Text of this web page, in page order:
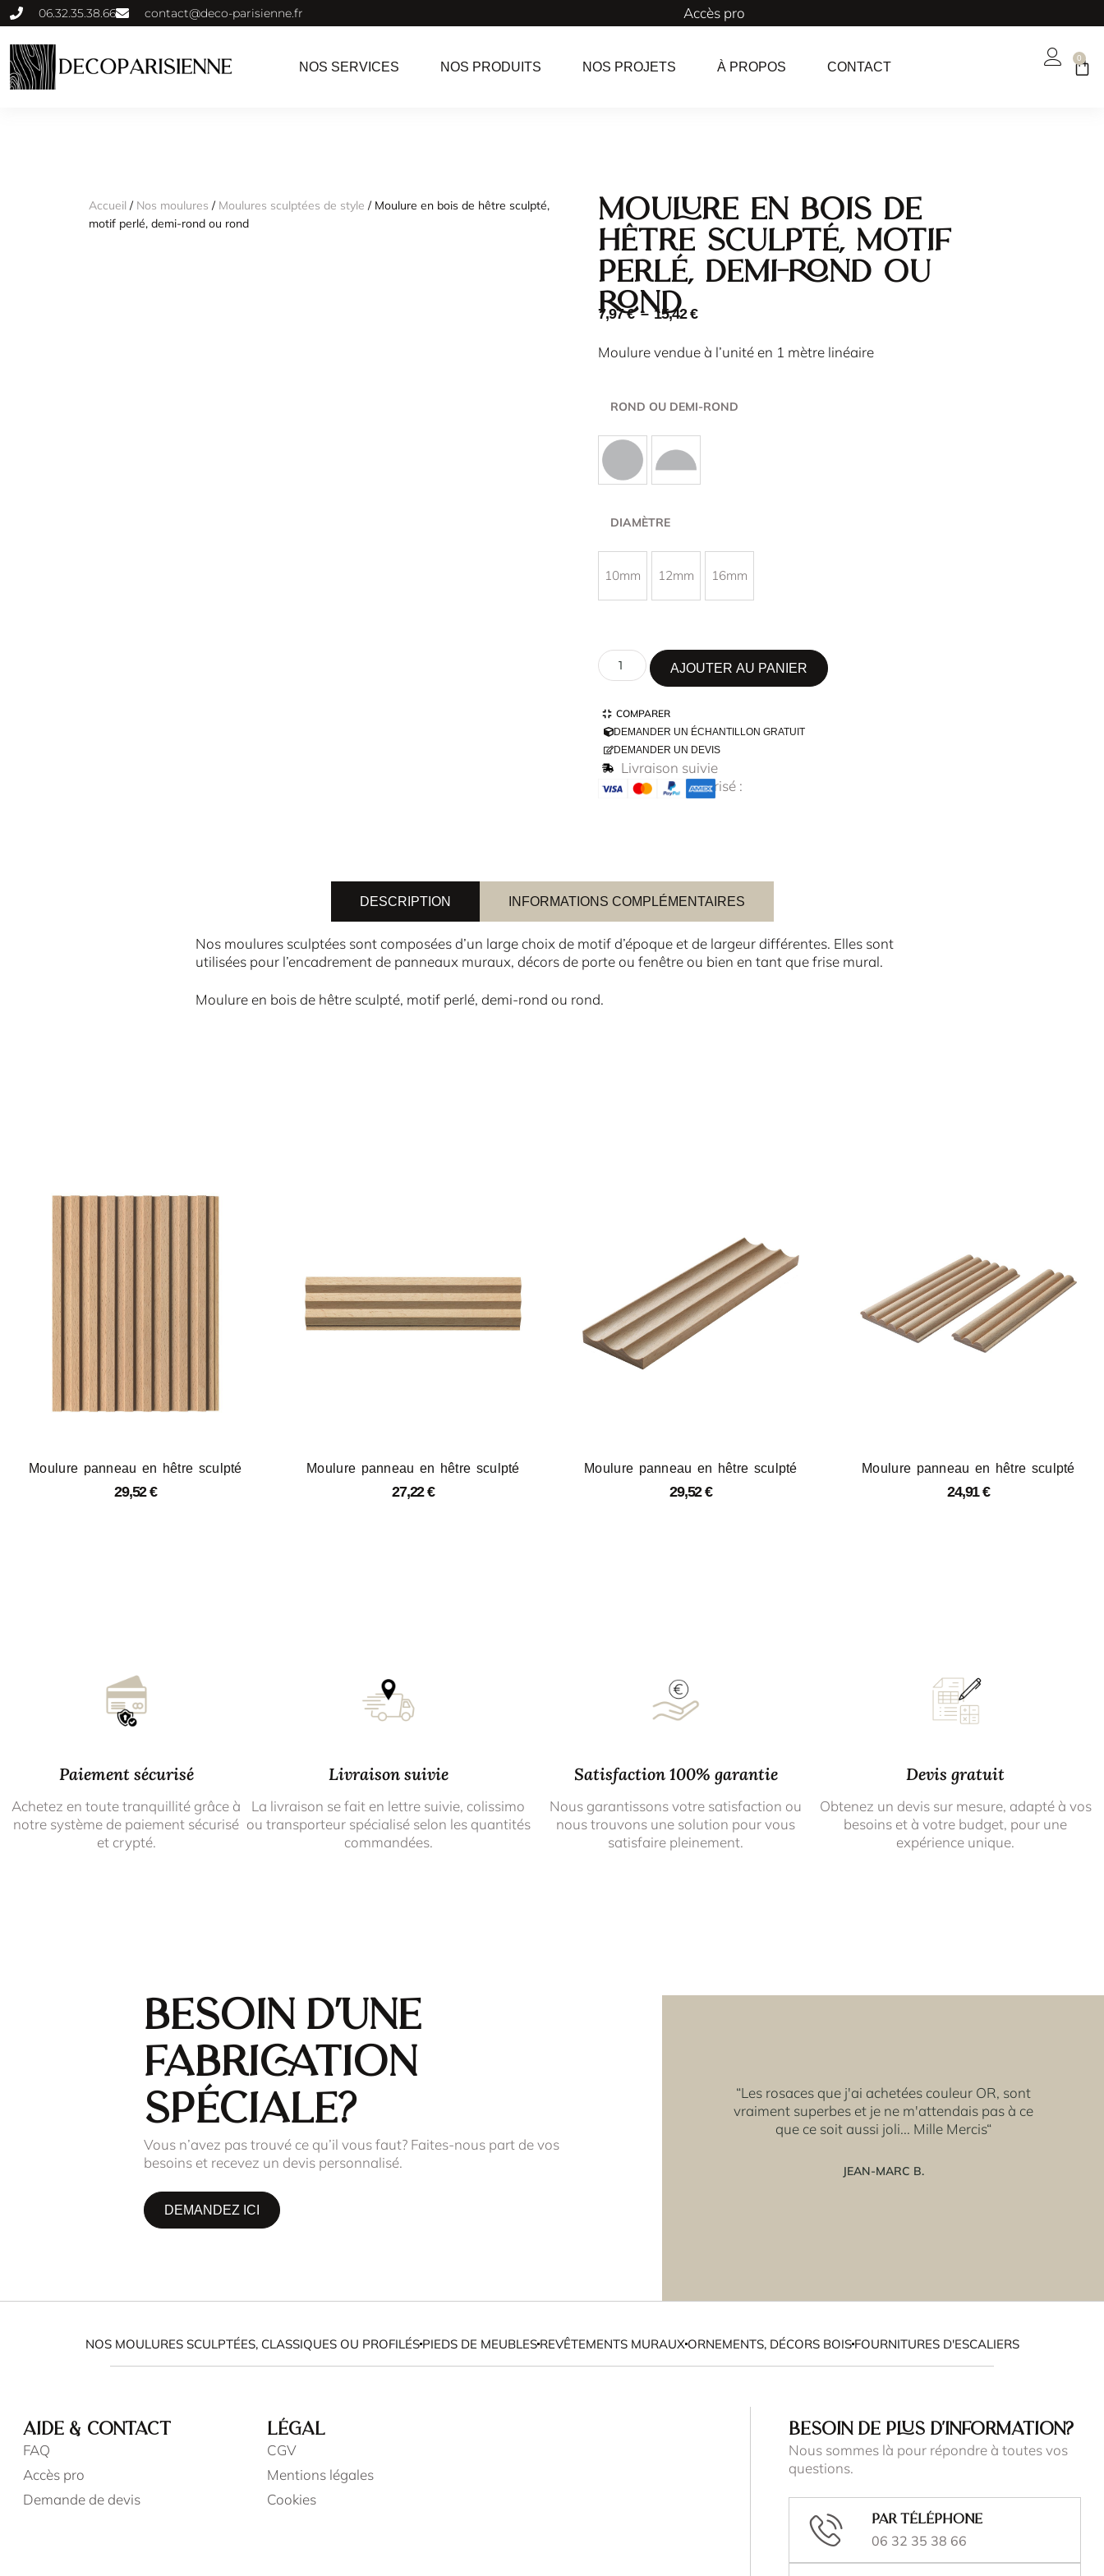
06.32.35.38.66 contact@deco-parisienne.fr Accès pro
NOS SERVICES NOS PRODUITS NOS PROJETS À PROPOS CONTACT
0
Accueil / Nos moulures / Moulures sculptées de style / Moulure en bois de hêtre sculpté,
motif perlé, demi-rond ou rond
Moulure en bois de
hêtre sculpté, motif
perlé, demi-rond ou
rond
7,97€– 15,42€
Moulure vendue à l’unité en 1 mètre linéaire
ROND OU DEMI-ROND
DIAMÈTRE
10mm 12mm 16mm
AJOUTER AU PANIER
COMPARER
DEMANDER UN ÉCHANTILLON GRATUIT
DEMANDER UN DEVIS
Livraison suivie
Paiement sécurisé :
DESCRIPTION INFORMATIONS COMPLÉMENTAIRES
Nos moulures sculptées sont composées d’un large choix de motif d’époque et de largeur différentes. Elles sont
utilisées pour l’encadrement de panneaux muraux, décors de porte ou fenêtre ou bien en tant que frise mural.
Moulure en bois de hêtre sculpté, motif perlé, demi-rond ou rond.
Moulure panneau en hêtre sculpté
29,52€
Moulure panneau en hêtre sculpté
27,22€
Moulure panneau en hêtre sculpté
29,52€
Moulure panneau en hêtre sculpté
24,91€
Paiement sécurisé
Achetez en toute tranquillité grâce à
notre système de paiement sécurisé
et crypté.
Livraison suivie
La livraison se fait en lettre suivie, colissimo
ou transporteur spécialisé selon les quantités
commandées.
Satisfaction 100% garantie
Nous garantissons votre satisfaction ou
nous trouvons une solution pour vous
satisfaire pleinement.
Devis gratuit
Obtenez un devis sur mesure, adapté à vos
besoins et à votre budget, pour une
expérience unique.
Besoin d'une
fabrication
spéciale?
Vous n’avez pas trouvé ce qu’il vous faut? Faites-nous part de vos
besoins et recevez un devis personnalisé.
DEMANDEZ ICI
“Les rosaces que j'ai achetées couleur OR, sont
vraiment superbes et je ne m'attendais pas à ce
que ce soit aussi joli... Mille Mercis“
JEAN-MARC B.
NOS MOULURES SCULPTÉES, CLASSIQUES OU PROFILÉSPIEDS DE MEUBLESREVÊTEMENTS MURAUXORNEMENTS, DÉCORS BOISFOURNITURES D'ESCALIERS
AIDE & CONTACT
FAQ
Accès pro
Demande de devis
LÉGAL
CGV
Mentions légales
Cookies
BESOIN DE PLUS D'INFORMATION?
Nous sommes là pour répondre à toutes vos
questions.
Par téléphone
06 32 35 38 66